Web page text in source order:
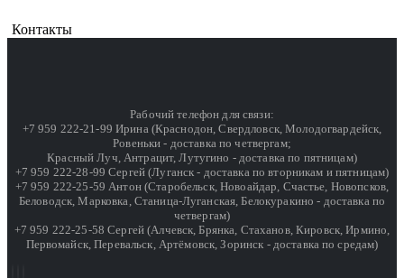
Контакты
Рабочий телефон для связи:
+7 959 222-21-99 Ирина (Краснодон, Свердловск, Молодогвардейск,
Ровеньки - доставка по четвергам;
Красный Луч, Антрацит, Лутугино - доставка по пятницам)
+7 959 222-28-99 Сергей (Луганск - доставка по вторникам и пятницам)
+7 959 222-25-59 Антон (Старобельск, Новоайдар, Счастье, Новопсков,
Беловодск, Марковка, Станица-Луганская, Белокуракино - доставка по
четвергам)
+7 959 222-25-58 Сергей (Алчевск, Брянка, Стаханов, Кировск, Ирмино,
Первомайск, Перевальск, Артёмовск, Зоринск - доставка по средам)